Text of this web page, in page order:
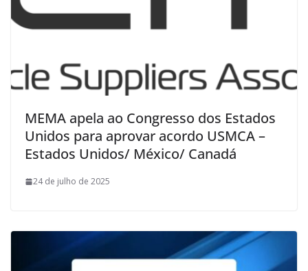
MEMA apela ao Congresso dos Estados
Unidos para aprovar acordo USMCA –
Estados Unidos/ México/ Canadá
24 de julho de 2025